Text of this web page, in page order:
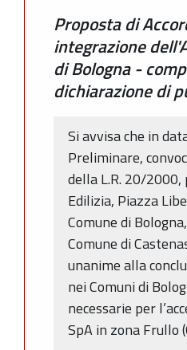
Proposta di
integrazione
di Bologna -
dichiarazione di
Si avvisa che in
Preliminare,
della L.R. 20/
Edilizia, Piazza
Comune di
Comune di
unanime alla
nei Comuni di
necessarie per
SpA in zona Frullo